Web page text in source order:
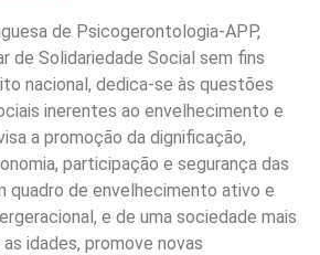
de Psicogerontologia-APP,
de Solidariedade Social sem fins
nacional, dedica-se às questões
inerentes ao envelhecimento e
a promoção da dignificação,
participação e segurança das
quadro de envelhecimento ativo e
e de uma sociedade mais
idades, promove novas